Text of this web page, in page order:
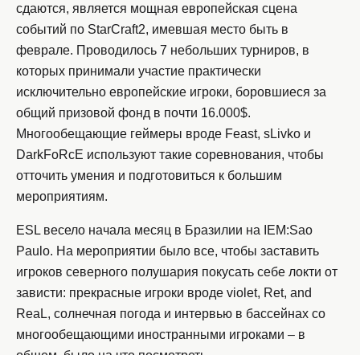
сдаются, является мощная европейская сцена
событий по StarCraft2, имевшая место быть в
феврале. Проводилось 7 небольших турниров, в
которых принимали участие практически
исключительно европейские игроки, боровшиеся за
общий призовой фонд в почти 16.000$.
Многообещающие геймеры вроде Feast, sLivko и
DarkFoRcE используют такие соревнования, чтобы
отточить умения и подготовиться к большим
мероприятиям.
ESL весело начала месяц в Бразилии на IEM:Sao
Paulo. На мероприятии было все, чтобы заставить
игроков северного полушария покусать себе локти от
зависти: прекрасные игроки вроде violet, Ret, and
ReaL, солнечная погода и интервью в бассейнах со
многообещающими иностранными игроками – в